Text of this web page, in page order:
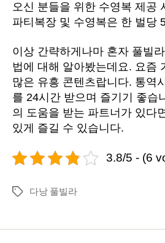
오신 분들을 위한 수영복 제공
파티복장 및 수영복은 한 벌당
이상 간략하게나마 혼자 풀빌
법에 대해 알아봤는데요. 요즘
많은 유흥 콘텐츠랍니다. 통역
를 24시간 받으며 즐기기 좋습
의 도움을 받는 파트너가 있다
있게 즐길 수 있습니다.
3.8/5 - (6
Tags 다낭 풀빌라